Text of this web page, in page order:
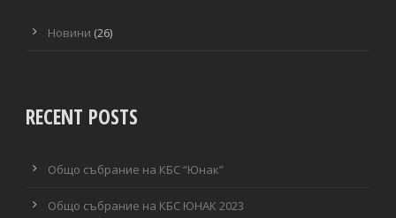
Новини (26)
RECENT POSTS
Общо събрание на КБС “Юнак”
Общо събрание на КБС ЮНАК 2023